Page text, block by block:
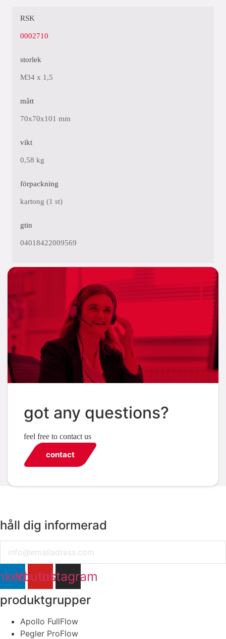
RSK
0002710
storlek
M34 x 1,5
mått
70x70x101 mm
vikt
0,58 kg
förpackning
kartong (1 st)
gtin
04018422009569
got any questions?
feel free to contact us
contact
håll dig informerad
Youtube
Instagram
produktgrupper
Apollo FullFlow
Pegler ProFlow